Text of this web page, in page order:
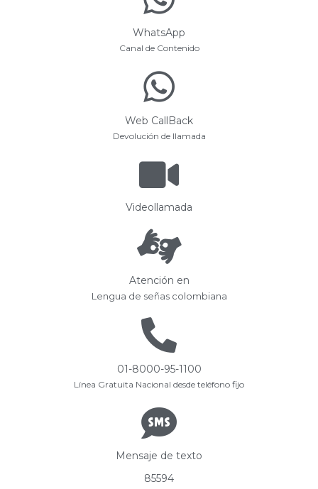
WhatsApp
Canal de Contenido
Web CallBack
Devolución de llamada
Videollamada
Atención en
Lengua de señas colombiana
01-8000-95-1100
Línea Gratuita Nacional desde teléfono fijo
Mensaje de texto
85594